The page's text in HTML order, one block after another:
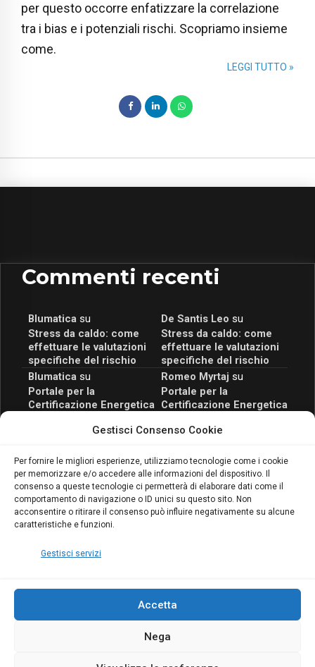
Gestisci Consenso Cookie
Per fornire le migliori esperienze, utilizziamo tecnologie come i cookie
per memorizzare e/o accedere alle informazioni del dispositivo. Il
consenso a queste tecnologie ci permetterà di elaborare dati come il
comportamento di navigazione o ID unici su questo sito. Non
acconsentire o ritirare il consenso può influire negativamente su alcune
caratteristiche e funzioni.
Gestisci servizi
Accetta
Nega
per questo occorre enfatizzare la correlazione
tra i bias e i potenziali rischi. Scopriamo insieme
come.
LEGGI TUTTO »
Commenti recenti
Blumaticasu
Stress da caldo: come
effettuare le valutazioni
specifiche del rischio
De Santis Leo su
Stress da caldo: come
effettuare le valutazioni
specifiche del rischio
Blumaticasu
Portale per la
Certificazione Energetica
scopri il Corso Blumatica
Romeo Myrtaj su
Portale per la
Certificazione Energetica
scopri il Corso Blumatica
Blumaticasu
Coordinatore della
Sicurezza: cosa è
richiesto per abilitazione
e aggiornamento
Copyright Blumatica